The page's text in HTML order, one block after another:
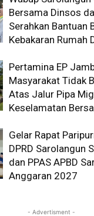
Bersama Dinsos
Serahkan Bantuan
Kebakaran Rumah
Pertamina EP
Masyarakat Tidak
Atas Jalur Pipa
Keselamatan
Gelar Rapat
DPRD Sarolangun
dan PPAS APBD
Anggaran 2027
- Advertisment -